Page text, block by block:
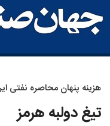
هزینه پنهان محاصره نفتی
تیغ دولبه هرمز